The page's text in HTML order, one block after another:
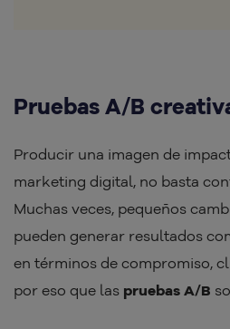
Pruebas A/B
Producir una imagen de
marketing digital, no basta
Muchas veces, pequeños
pueden generar resultados
en términos de compromiso,
por eso que las pruebas A/B